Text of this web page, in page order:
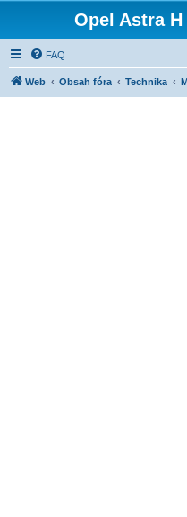
Opel Astra
FAQ
Web Obsah fóra Technika